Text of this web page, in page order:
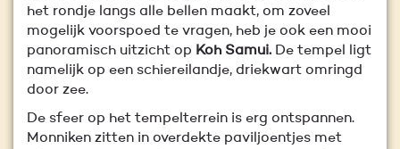
het rondje langs alle bellen maakt, om zoveel
mogelijk voorspoed te vragen, heb je ook een mooi
panoramisch uitzicht op Koh Samui. De tempel ligt
namelijk op een schiereilandje, driekwart omringd
door zee.
De sfeer op het tempelterrein is erg ontspannen.
Monniken zitten in overdekte paviljoentjes met